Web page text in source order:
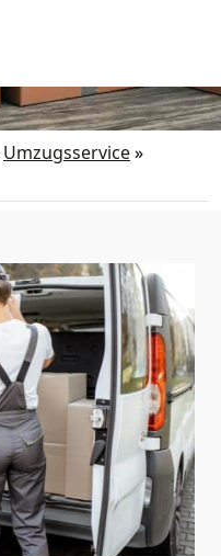
Umzugsservice»